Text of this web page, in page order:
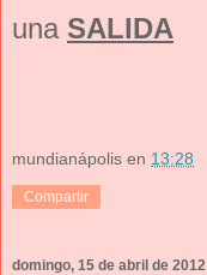
una SALIDA
mundianápolis en 13:28
Compartir
domingo, 15 de abril de 2012